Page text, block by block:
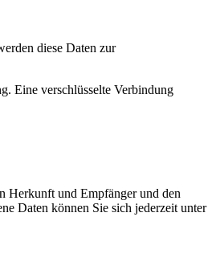
diese Daten zur
Eine verschlüsselte Verbindung
Herkunft und Empfänger und den
Daten können Sie sich jederzeit unter